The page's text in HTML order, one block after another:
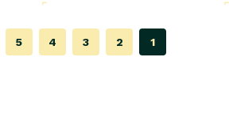
1
2
3
4
5